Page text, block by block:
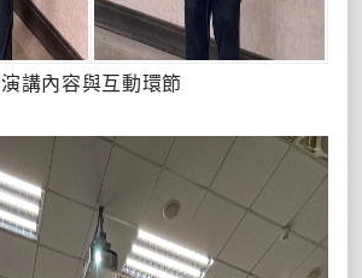
演講內容與互動環節